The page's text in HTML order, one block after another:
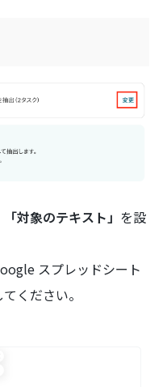
「対象のテキスト」 を設
スプレッドシート
ください。